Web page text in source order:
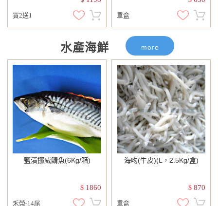
買2送1 單盒
水產海鮮 more
鹽漬挪威鯖魚(6Kg/箱)
$ 1860
禾榮-14尾
海吻(牛皮)(L，2.5Kg/盒)
$ 870
單盒